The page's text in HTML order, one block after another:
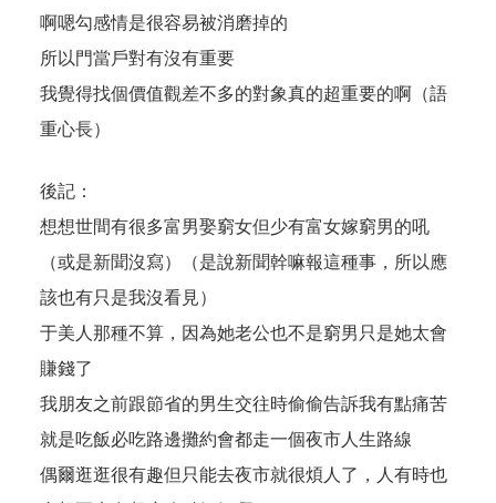
啊嗯勾感情是很容易被消磨掉的
所以門當戶對有沒有重要
我覺得找個價值觀差不多的對象真的超重要的啊（語
重心長）
後記：
想想世間有很多富男娶窮女但少有富女嫁窮男的吼
（或是新聞沒寫）（是說新聞幹嘛報這種事，所以應
該也有只是我沒看見）
于美人那種不算，因為她老公也不是窮男只是她太會
賺錢了
我朋友之前跟節省的男生交往時偷偷告訴我有點痛苦
就是吃飯必吃路邊攤約會都走一個夜市人生路線
偶爾逛逛很有趣但只能去夜市就很煩人了，人有時也